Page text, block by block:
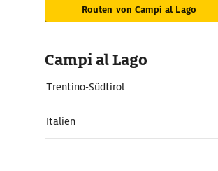
Routen von Campi al Lago
Campi al Lago
Trentino-Südtirol
Italien